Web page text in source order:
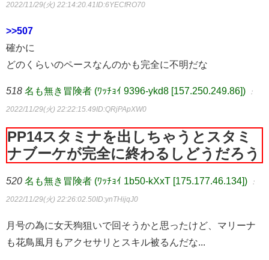
2022/11/29(火) 22:14:20.41ID:6YECfRO70
>>507
確かに
どのくらいのペースなんのかも完全に不明だな
518 名も無き冒険者 (ﾜｯﾁｮｲ 9396-ykd8 [157.250.249.86]) ：
2022/11/29(火) 22:22:15.49ID:QRjPApXW0
PP14スタミナを出しちゃうとスタミ
ナブーケが完全に終わるしどうだろう
520 名も無き冒険者 (ﾜｯﾁｮｲ 1b50-kXxT [175.177.46.134]) ：
2022/11/29(火) 22:26:02.50ID:ynTHijqJ0
月号の為に女天狗狙いで回そうかと思ったけど、マリーナ
も花鳥風月もアクセサリとスキル被るんだな...